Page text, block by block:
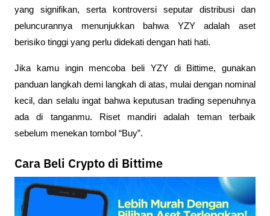
yang signifikan, serta kontroversi seputar distribusi dan
peluncurannya menunjukkan bahwa YZY adalah aset
berisiko tinggi yang perlu didekati dengan hati hati.
Jika kamu ingin mencoba beli YZY di Bittime, gunakan
panduan langkah demi langkah di atas, mulai dengan nominal
kecil, dan selalu ingat bahwa keputusan trading sepenuhnya
ada di tanganmu. Riset mandiri adalah teman terbaik
sebelum menekan tombol “Buy”.
Cara Beli Crypto di Bittime